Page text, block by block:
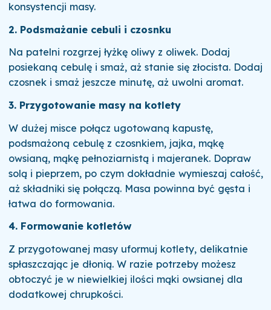
konsystencji masy.
2. Podsmażanie cebuli i czosnku
Na patelni rozgrzej łyżkę oliwy z oliwek. Dodaj
posiekaną cebulę i smaż, aż stanie się złocista. Dodaj
czosnek i smaż jeszcze minutę, aż uwolni aromat.
3. Przygotowanie masy na kotlety
W dużej misce połącz ugotowaną kapustę,
podsmażoną cebulę z czosnkiem, jajka, mąkę
owsianą, mąkę pełnoziarnistą i majeranek. Dopraw
solą i pieprzem, po czym dokładnie wymieszaj całość,
aż składniki się połączą. Masa powinna być gęsta i
łatwa do formowania.
4. Formowanie kotletów
Z przygotowanej masy uformuj kotlety, delikatnie
spłaszczając je dłonią. W razie potrzeby możesz
obtoczyć je w niewielkiej ilości mąki owsianej dla
dodatkowej chrupkości.